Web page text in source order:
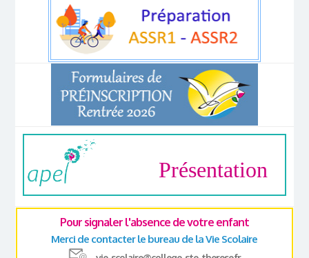
Présentation
Pour signaler l'absence de votre enfant
Merci de contacter le bureau de la Vie Scolaire